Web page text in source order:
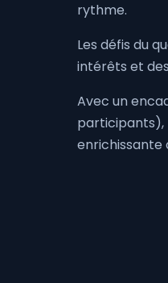
rythme.
Les défis du
intérêts et
Avec un
participants),
enrichissante